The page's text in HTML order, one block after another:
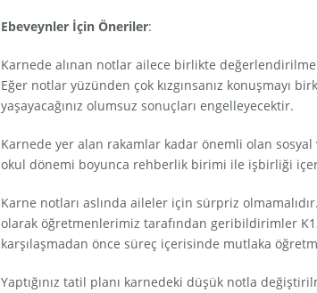
Ebeveynler İçin Öneriler:
Karnede alınan notlar ailece birlikte
Eğer notlar yüzünden çok kızgınsanız konuşmayı
yaşayacağınız olumsuz sonuçları engelleyecektir.
Karnede yer alan rakamlar kadar önemli olan
okul dönemi boyunca rehberlik birimi ile işbirliği
Karne notları aslında aileler için sürpriz
olarak öğretmenlerimiz tarafından geribildirimler
karşılaşmadan önce süreç içerisinde mutlaka
Yaptığınız tatil planı karnedeki düşük notla